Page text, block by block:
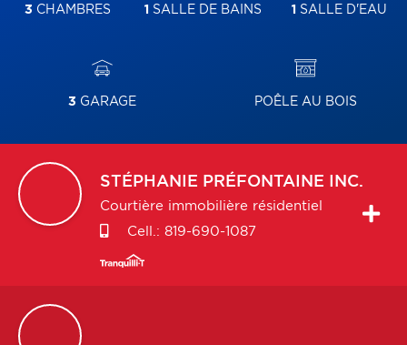
3 CHAMBRES 1 SALLE DE BAINS 1 SALLE D'EAU
3 GARAGE POÊLE AU BOIS
STÉPHANIE PRÉFONTAINE INC.
Courtière immobilière résidentiel
Cell.: 819-690-1087